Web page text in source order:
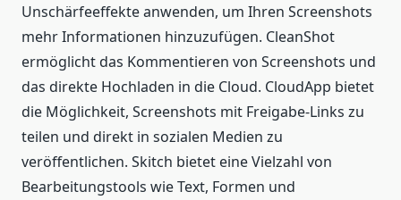
Unschärfeeffekte anwenden, um Ihren Screenshots
mehr Informationen hinzuzufügen. CleanShot
ermöglicht das Kommentieren von Screenshots und
das direkte Hochladen in die Cloud. CloudApp bietet
die Möglichkeit, Screenshots mit Freigabe-Links zu
teilen und direkt in sozialen Medien zu
veröffentlichen. Skitch bietet eine Vielzahl von
Bearbeitungstools wie Text, Formen und